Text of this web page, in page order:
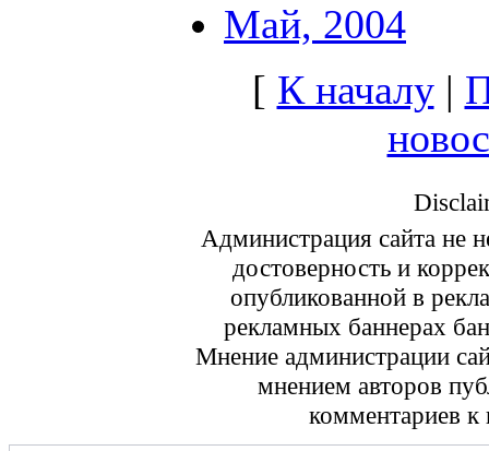
Май, 2004
[ К началу|
Администрация сайта не
достоверность и
опубликованной в
рекламных баннерах
Мнение администрации
мнением авторов
комментариев к